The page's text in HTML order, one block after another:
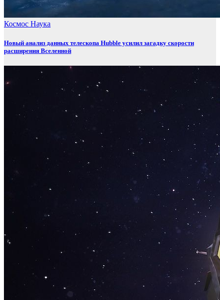
Космос Наука
Новый анализ данных телескопа Hubble усилил загадку скорости
расширения Вселенной